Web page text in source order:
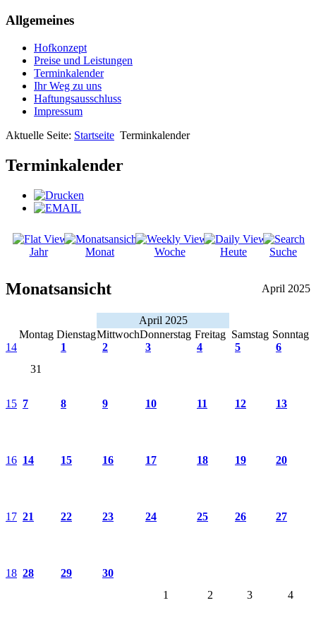
Allgemeines
Hofkonzept
Preise und Leistungen
Terminkalender
Ihr Weg zu uns
Haftungsausschluss
Impressum
Aktuelle Seite: Startseite Terminkalender
Terminkalender
Jahr Monat Woche Heute Suche
Monatsansicht April 2025
April 2025
Montag DienstagMittwochDonnerstag Freitag Samstag Sonntag
14
31
1 2 3 4 5 6
15 7 8 9 10 11 12 13
16 14 15 16 17 18 19 20
17 21 22 23 24 25 26 27
18 28 29
30
1
2 3 4